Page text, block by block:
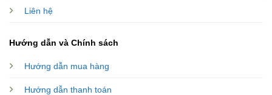
Liên hệ
Hướng dẫn và Chính sách
Hướng dẫn mua hàng
Hướng dẫn thanh toán